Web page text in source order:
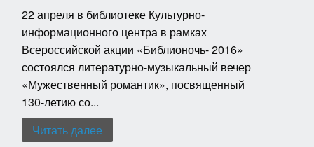
22 апреля в библиотеке Культурно-
информационного центра в рамках
Всероссийской акции «Библионочь- 2016»
состоялся литературно-музыкальный вечер
«Мужественный романтик», посвященный
130-летию со...
Читать далее